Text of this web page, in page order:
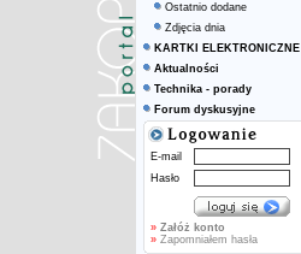
Ostatnio dodane
Zdjęcia dnia
KARTKI ELEKTRONICZNE
Aktualności
Technika - porady
Forum dyskusyjne
E-mail
Hasło
» Załóż konto
» Zapomniałem hasła